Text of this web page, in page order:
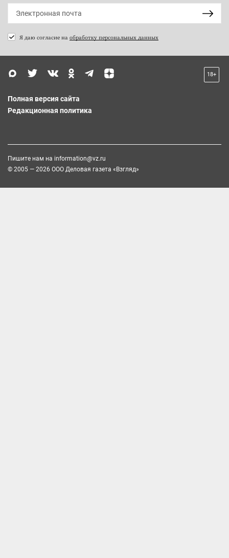
Я даю согласие на обработку персональных данных
18+
Полная версия сайта
Редакционная политика
Пишите нам на information@vz.ru
© 2005 — 2026 ООО Деловая газета «Взгляд»